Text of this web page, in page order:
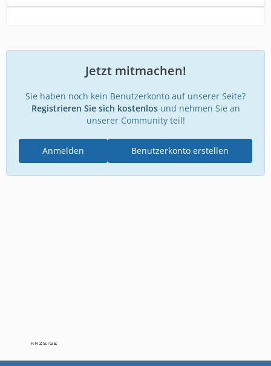
Jetzt mitmachen!
Sie haben noch kein Benutzerkonto auf unserer Seite?
Registrieren Sie sich kostenlosund nehmen Sie an
unserer Community teil!
Benutzerkonto erstellen
Anmelden